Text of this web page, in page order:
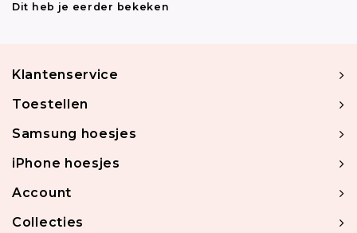
Dit heb je eerder bekeken
Klantenservice
Toestellen
Samsung hoesjes
iPhone hoesjes
Account
Collecties